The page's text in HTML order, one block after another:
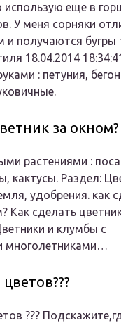
еще в
У меня сорняки
и получаются
18.04.2014
: петуния,
за окном?
растениями :
кактусы. Раздел:
удобрения. как
Как сделать
и клумбы с
многолетниками…
???